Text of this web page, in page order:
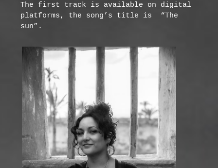
The first track is available on digital
platforms, the song’s title is
“The
sun”.